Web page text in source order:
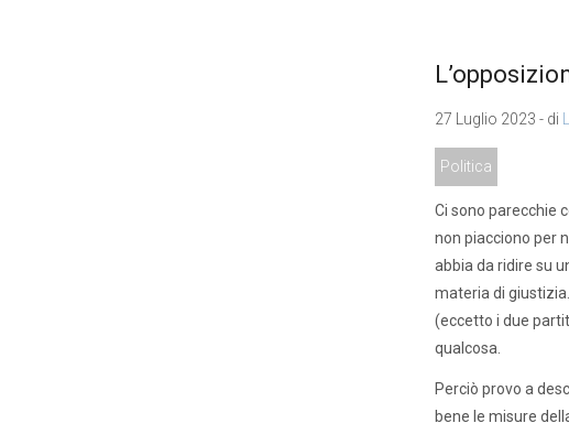
27 Luglio 2023 - di
Politica
Ci sono parecchie
non piacciono per
abbia da ridire su
materia di
(eccetto i due
qualcosa.
Perciò provo a
bene le misure